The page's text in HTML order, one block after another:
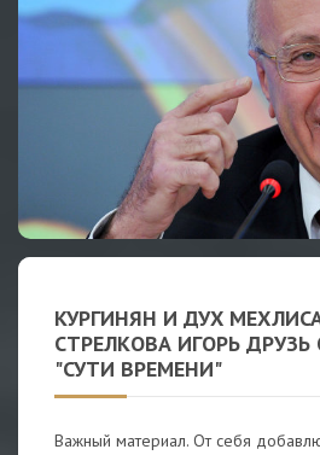
КУРГИНЯН И ДУХ
СТРЕЛКОВА ИГОРЬ
"СУТИ ВРЕМЕНИ"
Важный материал. От себя